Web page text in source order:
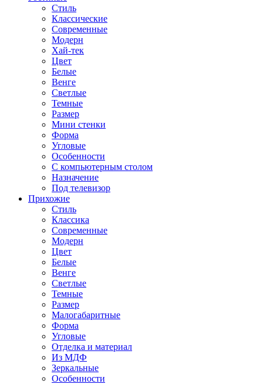
Стиль
Классические
Современные
Модерн
Хай-тек
Цвет
Белые
Венге
Светлые
Темные
Размер
Мини стенки
Форма
Угловые
Особенности
С компьютерным столом
Назначение
Под телевизор
Прихожие
Стиль
Классика
Современные
Модерн
Цвет
Белые
Венге
Светлые
Темные
Размер
Малогабаритные
Форма
Угловые
Отделка и материал
Из МДФ
Зеркальные
Особенности